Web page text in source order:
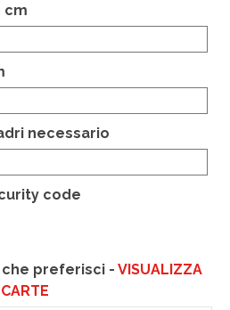
cm
necessario
code
preferisci - VISUALIZZA